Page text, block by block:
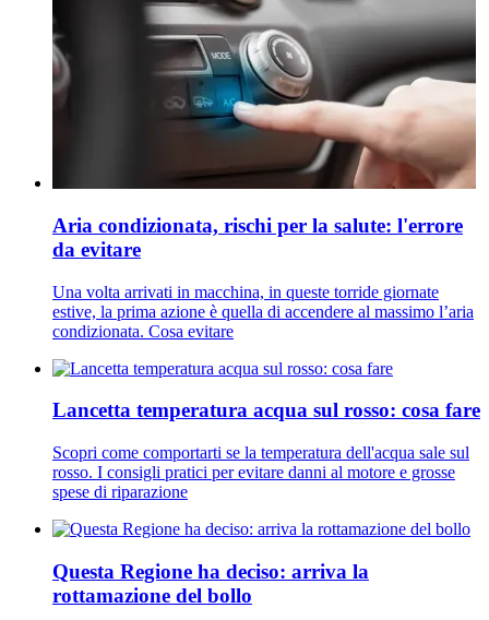
Aria condizionata, rischi per la salute: l'errore
da evitare
Una volta arrivati in macchina, in queste torride giornate
estive, la prima azione è quella di accendere al massimo l’aria
condizionata. Cosa evitare
Lancetta temperatura acqua sul rosso: cosa fare
Scopri come comportarti se la temperatura dell'acqua sale sul
rosso. I consigli pratici per evitare danni al motore e grosse
spese di riparazione
Questa Regione ha deciso: arriva la
rottamazione del bollo